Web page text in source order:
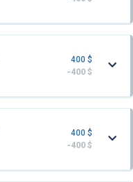
400 $
-400 $
400 $
-400 $